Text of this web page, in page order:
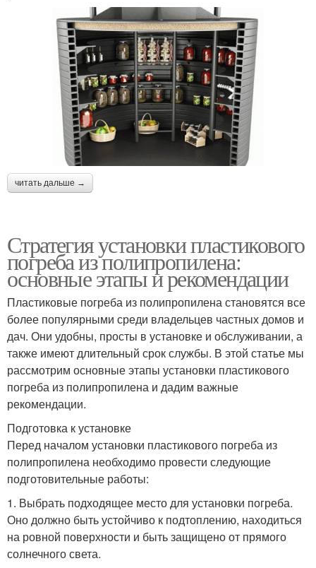
читать дальше →
Стратегия установки пластикового
погреба из полипропилена:
основные этапы и рекомендации
Пластиковые погреба из полипропилена становятся все
более популярными среди владельцев частных домов и
дач. Они удобны, просты в установке и обслуживании, а
также имеют длительный срок службы. В этой статье мы
рассмотрим основные этапы установки пластикового
погреба из полипропилена и дадим важные
рекомендации.
Подготовка к установке
Перед началом установки пластикового погреба из
полипропилена необходимо провести следующие
подготовительные работы:
1. Выбрать подходящее место для установки погреба.
Оно должно быть устойчиво к подтоплению, находиться
на ровной поверхности и быть защищено от прямого
солнечного света.